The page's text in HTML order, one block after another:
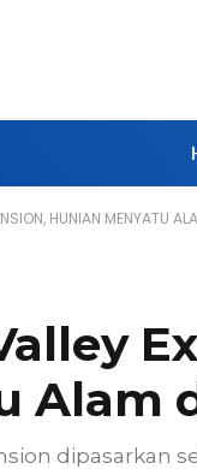
HUNIAN MENYATU
Alam
dipasarkan